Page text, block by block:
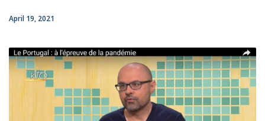
April 19, 2021